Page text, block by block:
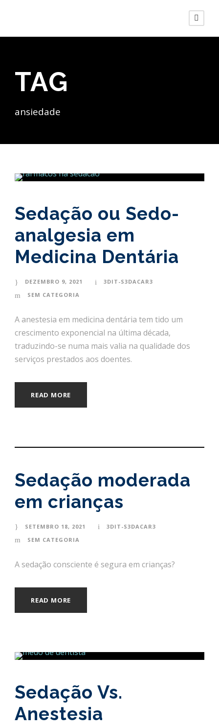
TAG
ansiedade
Sedação ou Sedo-
analgesia em
Medicina Dentária
DEZEMBRO 9, 2021
3DIT-S3DACAR3
SEM CATEGORIA
A anestesia em medicina dentária tem tido um
crescimento exponencial na última década,
traduzindo-se numa mais valia na qualidade dos
serviços prestados aos doentes.
READ MORE
Sedação moderada
em crianças
SETEMBRO 18, 2021
3DIT-S3DACAR3
SEM CATEGORIA
A sedação consciente é segura em crianças?
READ MORE
Sedação Vs.
Anestesia